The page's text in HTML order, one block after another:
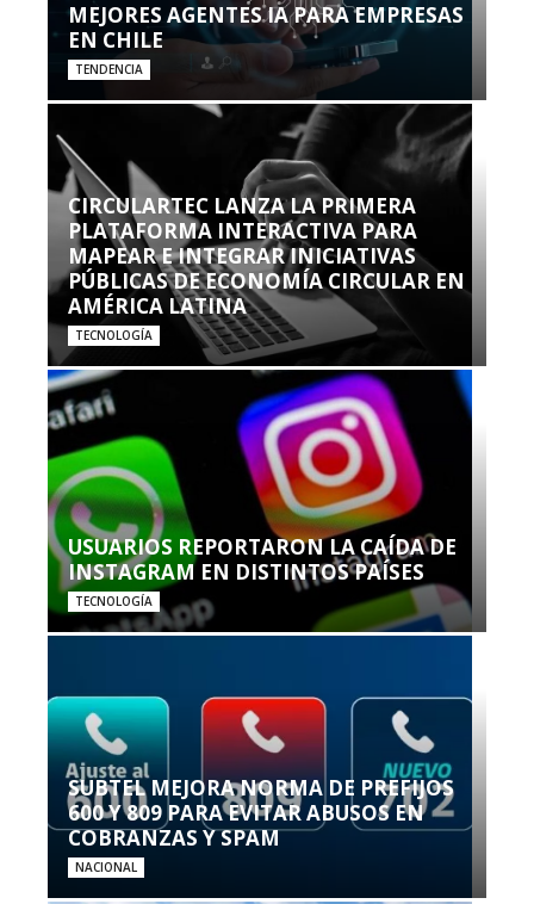
MEJORES AGENTES IA PARA EMPRESAS
EN CHILE
TENDENCIA
CIRCULARTEC LANZA LA PRIMERA
PLATAFORMA INTERACTIVA PARA
MAPEAR E INTEGRAR INICIATIVAS
PÚBLICAS DE ECONOMÍA CIRCULAR EN
AMÉRICA LATINA
TECNOLOGÍA
USUARIOS REPORTARON LA CAÍDA DE
INSTAGRAM EN DISTINTOS PAÍSES
TECNOLOGÍA
SUBTEL MEJORA NORMA DE PREFIJOS
600 Y 809 PARA EVITAR ABUSOS EN
COBRANZAS Y SPAM
NACIONAL